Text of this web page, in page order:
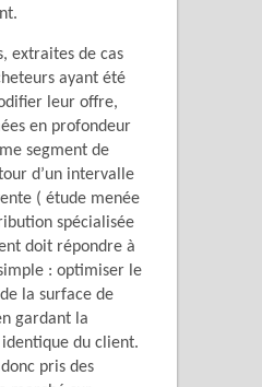
extraites de cas
ayant été
leur offre,
en profondeur
segment de
d’un intervalle
( étude menée
spécialisée
doit répondre à
: optimiser le
la surface de
gardant la
du client.
pris des